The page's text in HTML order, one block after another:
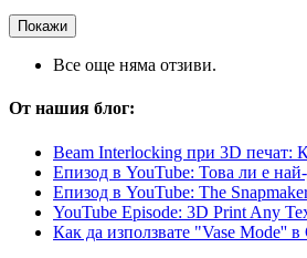
Покажи
Все още няма отзиви.
От нашия блог:
Beam Interlocking при 3D печат:
Епизод в YouTube: Това ли е
Епизод в YouTube: The
YouTube Episode: 3D Print Any
Как да използвате "Vase Mode'' в